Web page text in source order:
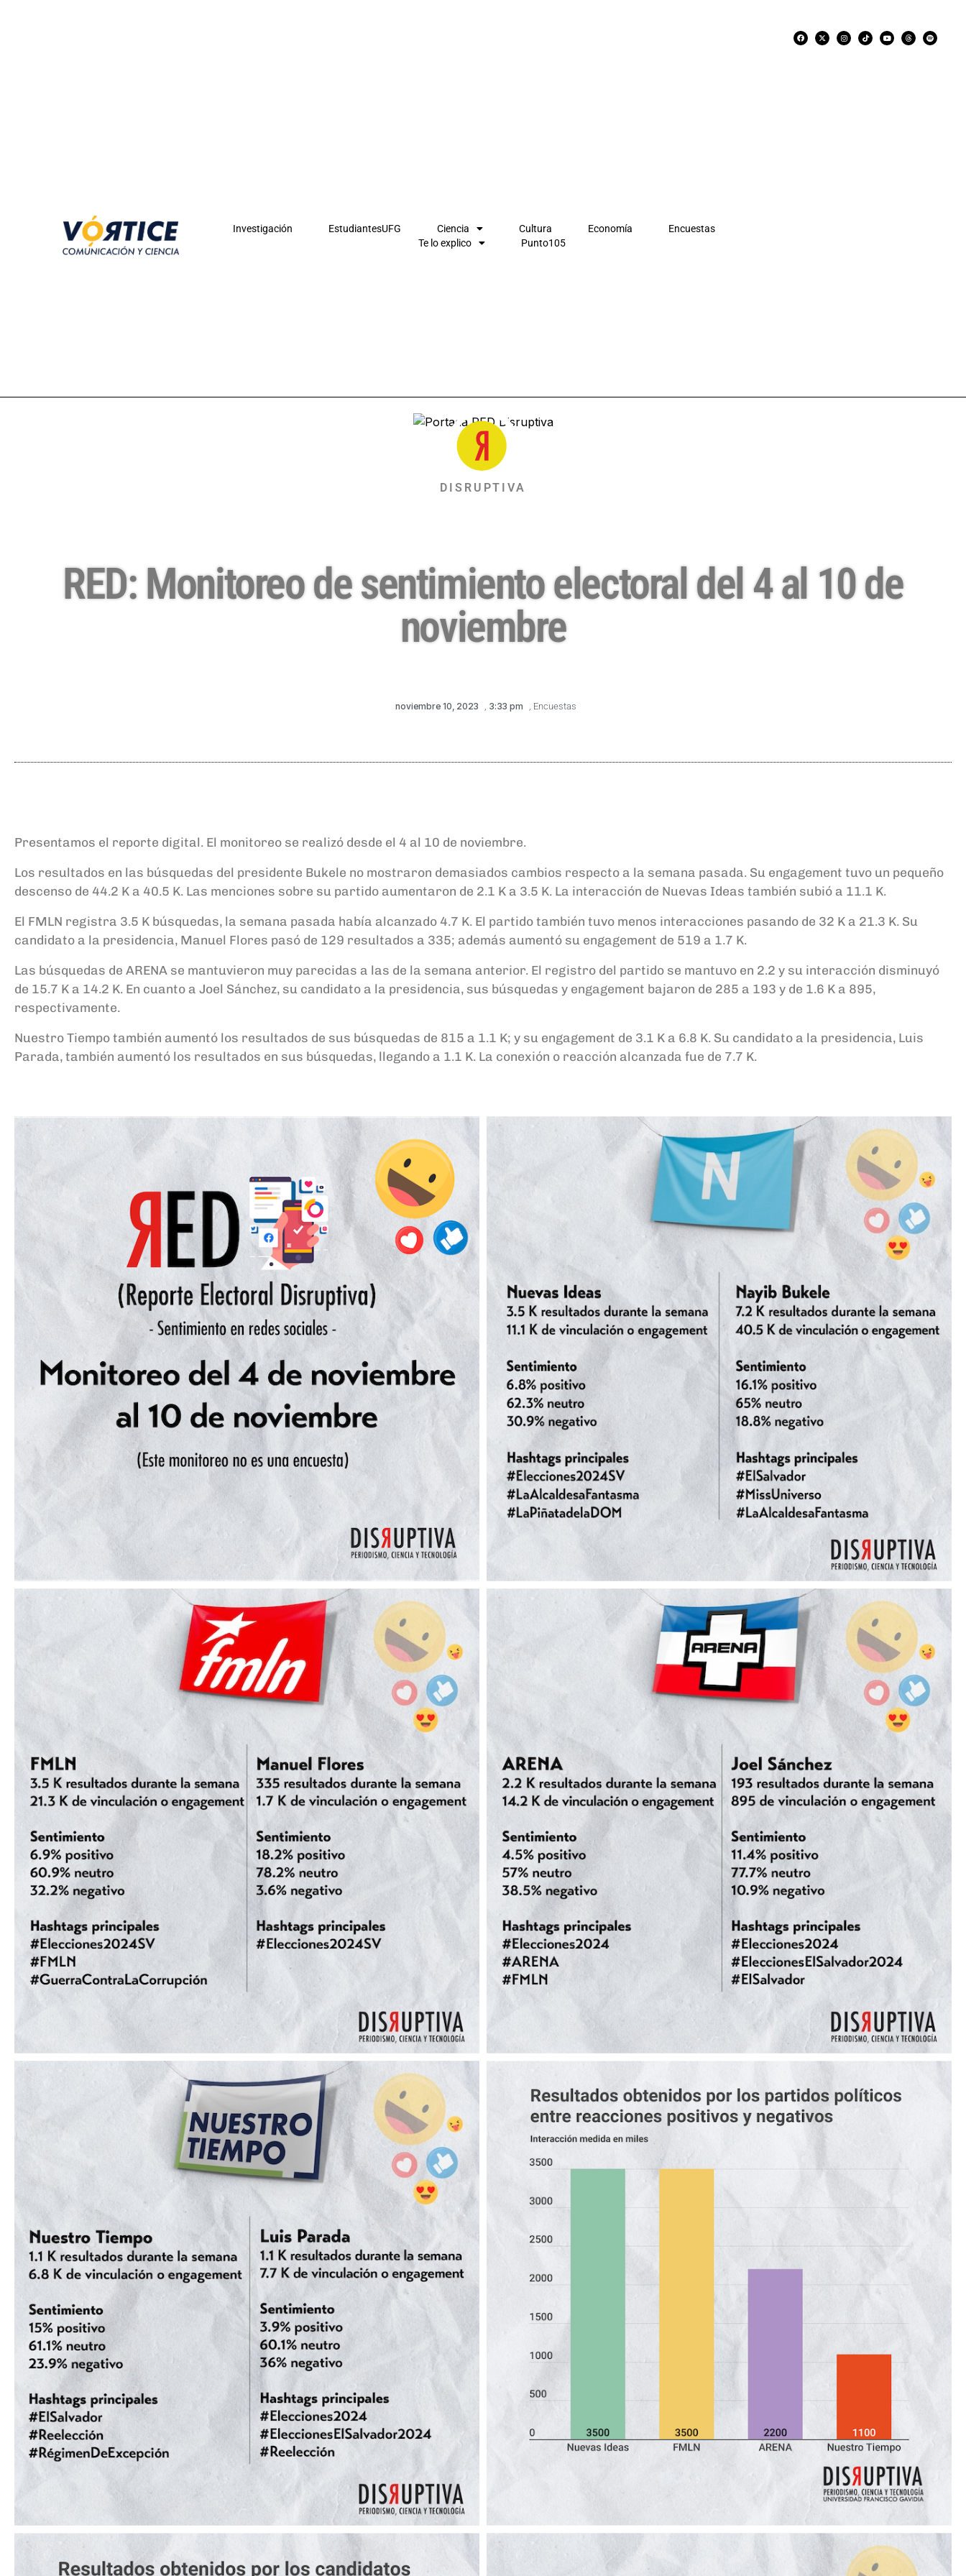
Investigación EstudiantesUFG Ciencia Cultura Economía
Encuestas
Te lo explico
Punto105
DISRUPTIVA
RED: Monitoreo de sentimiento electoral del 4 al 10 de
noviembre
noviembre 10, 2023 3:33 pm Encuestas
Presentamos el reporte digital. El monitoreo se realizó desde el 4 al 10 de noviembre.
Los resultados en las búsquedas del presidente Bukele no mostraron demasiados cambios respecto a la semana pasada. Su engagement tuvo un pequeño
descenso de 44.2 K a 40.5 K. Las menciones sobre su partido aumentaron de 2.1 K a 3.5 K. La interacción de Nuevas Ideas también subió a 11.1 K.
El FMLN registra 3.5 K búsquedas, la semana pasada había alcanzado 4.7 K. El partido también tuvo menos interacciones pasando de 32 K a 21.3 K. Su
candidato a la presidencia, Manuel Flores pasó de 129 resultados a 335; además aumentó su engagement de 519 a 1.7 K.
Las búsquedas de ARENA se mantuvieron muy parecidas a las de la semana anterior. El registro del partido se mantuvo en 2.2 y su interacción disminuyó
de 15.7 K a 14.2 K. En cuanto a Joel Sánchez, su candidato a la presidencia, sus búsquedas y engagement bajaron de 285 a 193 y de 1.6 K a 895,
respectivamente.
Nuestro Tiempo también aumentó los resultados de sus búsquedas de 815 a 1.1 K; y su engagement de 3.1 K a 6.8 K. Su candidato a la presidencia, Luis
Parada, también aumentó los resultados en sus búsquedas, llegando a 1.1 K. La conexión o reacción alcanzada fue de 7.7 K.